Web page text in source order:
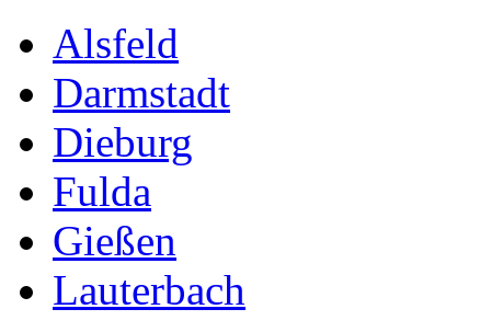
Alsfeld
Darmstadt
Dieburg
Fulda
Gießen
Lauterbach